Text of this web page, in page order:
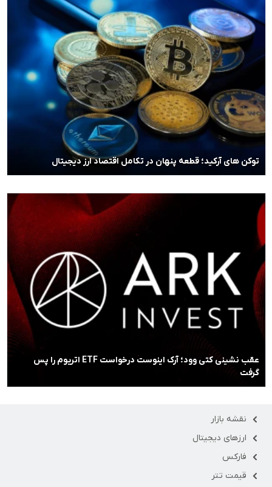
توکن های آرکید؛ قطعه پنهان در تکامل اقتصاد ارز دیجیتال
عقب نشینی کتی وود؛ آرک اینوست درخواست ETF اتریوم را پس
گرفت
نقشه بازار
ارزهای دیجیتال
فارکس
قیمت تتر